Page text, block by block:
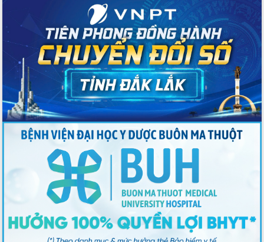
Tập trung giải phóng mặt bằng, đẩy
nhanh tiến độ Tuyến đường bộ ven
Gỡ khó, khởi công xây dựng, sửa chữa
toàn bộ nhà ở cho hộ dân đúng tiến độ
đề ra
UBND tỉnh Đắk Lắk tổng kết công tác
quốc phòng, quân sự địa phương năm
2025
Tập trung triển khai quyết liệt, đồng bộ
các giải pháp nhằm thực hiện hiệu quả
các nhiệm vụ đề ra năm 2025
Phát huy vai trò của người có uy tín
trong phòng chống tảo hôn và hôn
nhân cận huyết thống
Nông sản Tây Nguyên thu hút doanh
nghiệp nước ngoài
Đắk Lắk định vị thương hiệu du lịch
“Biển – Rừng – Cà phê” trong không